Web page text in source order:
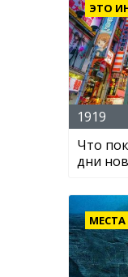
ЭТО
1919
Что
дни
МЕСТА